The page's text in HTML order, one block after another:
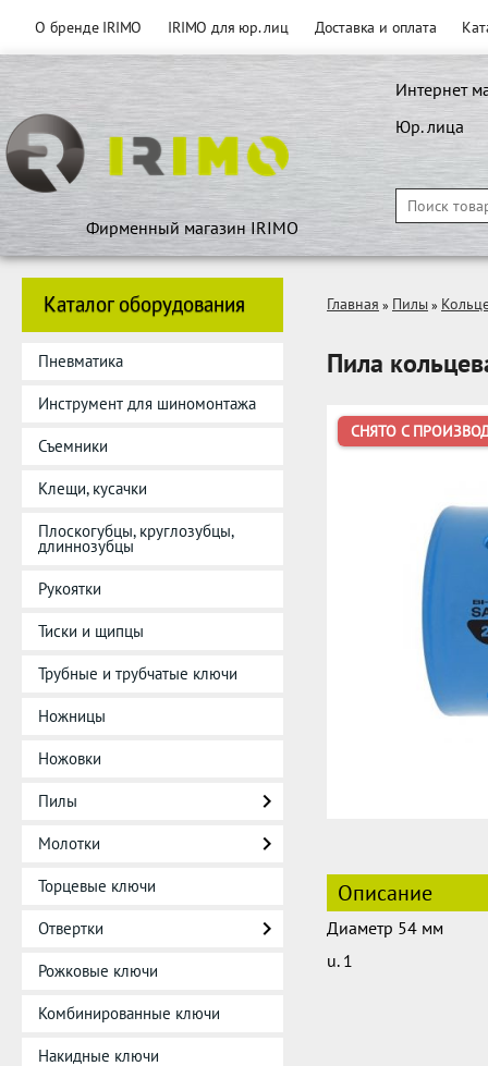
О бренде IRIMO IRIMO для юр. лиц Доставка и оплата
Фирменный магазин IRIMO
Интернет
Юр. лица
Каталог оборудования
Пневматика
Инструмент для шиномонтажа
Съемники
Клещи, кусачки
Плоскогубцы, круглозубцы,
длиннозубцы
Рукоятки
Тиски и щипцы
Трубные и трубчатые ключи
Ножницы
Ножовки
Пилы
Молотки
Торцевые ключи
Отвертки
Рожковые ключи
Комбинированные ключи
Накидные ключи
Главная » Пилы »
Пила
СНЯТО С
Описание
Диаметр 54 мм
u. 1